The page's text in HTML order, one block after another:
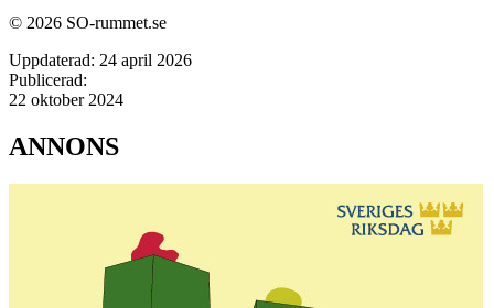
© 2026 SO-rummet.se
Uppdaterad: 24 april 2026
Publicerad:
22 oktober 2024
ANNONS